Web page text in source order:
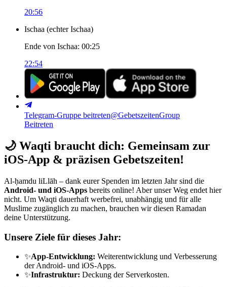
20:56
Ischaa (echter Ischaa)
Ende von Ischaa: 00:25
22:54
Telegram-Gruppe beitreten@GebetszeitenGroup
Beitreten
🌙 Waqti braucht dich: Gemeinsam zur
iOS-App & präzisen Gebetszeiten!
Al-ḥamdu liLlāh – dank eurer Spenden im letzten Jahr sind die
Android- und iOS-Apps bereits online! Aber unser Weg endet hier
nicht. Um Waqti dauerhaft werbefrei, unabhängig und für alle
Muslime zugänglich zu machen, brauchen wir diesen Ramadan
deine Unterstützung.
Unsere Ziele für dieses Jahr:
✨App-Entwicklung: Weiterentwicklung und Verbesserung
der Android- und iOS-Apps.
✨Infrastruktur: Deckung der Serverkosten.